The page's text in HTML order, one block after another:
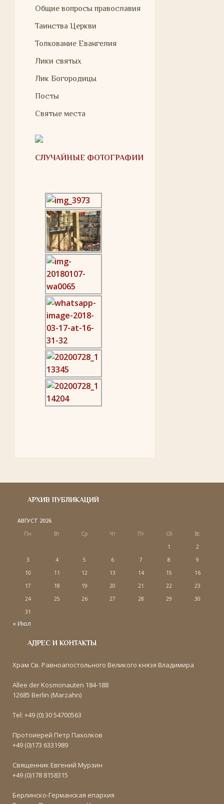
Общие вопросы православия
Таинства Церкви
Толкование Евангелия
Лики святых
Лик Богородицы
Посты
Святые места
СЛУЧАЙНЫЕ ФОТОГРАФИИ
АРХИВ ПУБЛИКАЦИЙ
АВГУСТ 2026
Пн
Вт Ср Чт Пт Сб
Вс
1
2
3
4 5 6 7 8
9
10
11 12 13 14 15
16
17
18 19 20 21 22
23
24
25 26 27 28 29
30
31
« Июл
АДРЕС И КОНТАКТЫ
Храм Св. Равноапостольного Великого князя Владимира
Allee der Kosmonauten 184-188
12685 Berlin (Marzahn)
Tel: +49 (0) 30 54700563
Протоиерей Петр Пахолков
+49 (0)173 6331989
Священник Евгений Мурзин
+49 (0)178 8158315
Берлинско-Германская епархия